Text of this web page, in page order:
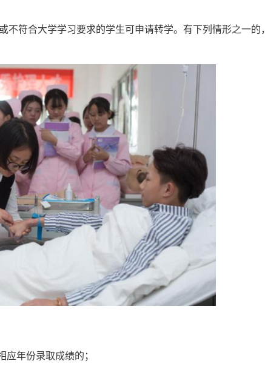
符合大学学习要求的学生可申请转学。有下列情形之一的，
年份录取成绩的；